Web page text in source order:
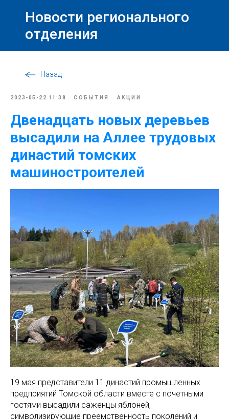
Новости регионального
отделения
Назад
2023-05-22 11:38 СОБЫТИЯ АКЦИИ
Двенадцать новых деревьев
высадили на Аллее трудовых
династий томских
машиностроителей
19 мая представители 11 династий промышленных
предприятий Томской области вместе с почетными
гостями высадили саженцы яблоней,
символизирующие преемственность поколений и